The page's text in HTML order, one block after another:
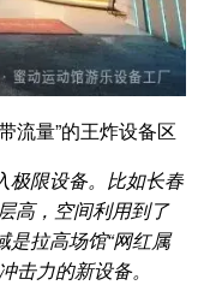
流量”的王炸设备区
极限设备。比如长春
高，空间利用到了
拉高场馆“网红属
击力的新设备。